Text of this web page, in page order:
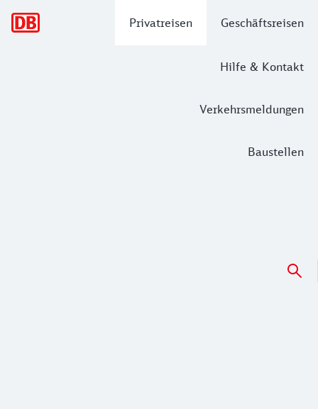
Privatreisen Geschäftsreisen
Hilfe & Kontakt
Verkehrsmeldungen
Baustellen